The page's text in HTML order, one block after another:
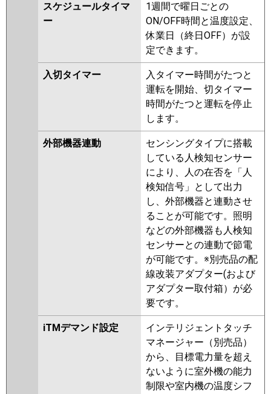
スケジュールタイマ
ー
1週間で曜日ごとの
ON/OFF時間と温度設定、
休業日（終日OFF）が設
定できます。
入切タイマー
入タイマー時間がたつと
運転を開始、切タイマー
時間がたつと運転を停止
します。
外部機器連動
センシングタイプに搭載
している人検知センサー
により、人の在否を「人
検知信号」として出力
し、外部機器と連動させ
ることが可能です。照明
などの外部機器も人検知
センサーとの連動で節電
が可能です。※別売品の配
線改装アダプター(および
アダプター取付箱）が必
要です。
iTMデマンド設定
インテリジェントタッチ
マネージャー（別売品）
から、目標電力量を超え
ないように室外機の能力
制限や室内機の温度シフ